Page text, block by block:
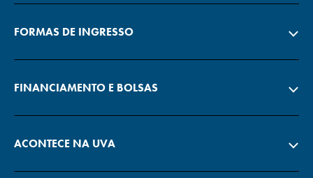
FORMAS DE INGRESSO
FINANCIAMENTO E BOLSAS
ACONTECE NA UVA